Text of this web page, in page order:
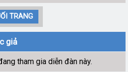
TRANG
giả
tham gia diễn đàn này.